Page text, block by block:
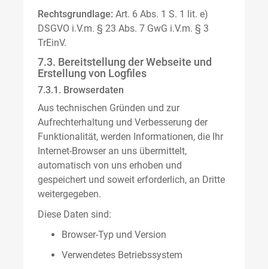
Rechtsgrundlage: Art. 6 Abs. 1 S. 1 lit. e)
DSGVO i.V.m. § 23 Abs. 7 GwG i.V.m. § 3
TrEinV.
7.3. Bereitstellung der Webseite und
Erstellung von Logfiles
7.3.1. Browserdaten
Aus technischen Gründen und zur
Aufrechterhaltung und Verbesserung der
Funktionalität, werden Informationen, die Ihr
Internet-Browser an uns übermittelt,
automatisch von uns erhoben und
gespeichert und soweit erforderlich, an Dritte
weitergegeben.
Diese Daten sind:
Browser-Typ und Version
Verwendetes Betriebssystem